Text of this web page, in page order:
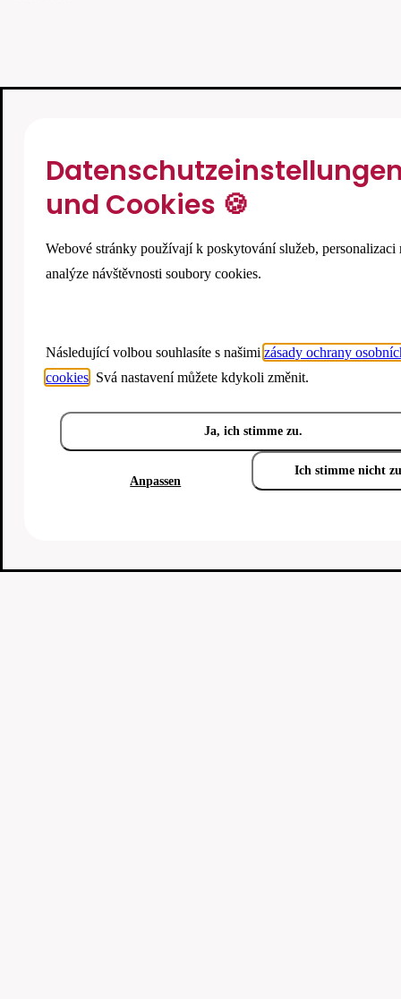
und Cookies 🍪
Webové stránky používají k poskytování služeb, personalizaci
analýze návštěvnosti soubory cookies.
Následující volbou souhlasíte s našimi zásady ochrany
cookies . Svá nastavení můžete kdykoli změnit.
Ja, ich stimme zu.
Anpassen
Ich stimme nicht